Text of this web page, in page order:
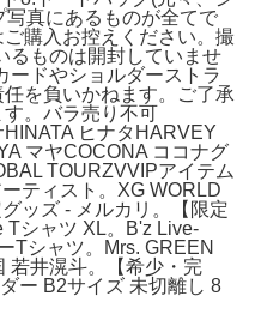
写真にあるものが全てで
購入お控えください。撮
るものは開封していませ
ードやショルダーストラ
を負いかねます。ご了承
。バラ売り不可
ヒナタHARVEY
マヤCOCONA ココナグ
TOURZVVIPアイテム
ーティスト。XG WORLD
ッズ - メルカリ。【限定
Tシャツ XL。B'z Live-
Tシャツ。Mrs. GREEN
若井滉斗。【希少・完
ー B2サイズ 未切離し 8